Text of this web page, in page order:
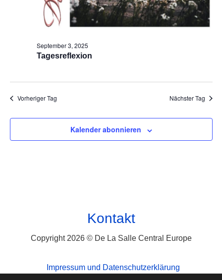
Tagesreflexion
September 3, 2025
Vorheriger Tag Nächster Tag
Kalender abonnieren
Kontakt
Copyright 2026 © De La Salle Central Europe
Impressum und Datenschutzerklärung